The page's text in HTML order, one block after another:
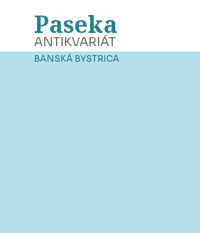
Paseka
ANTIKVARIÁT
BANSKÁ BYSTRICA